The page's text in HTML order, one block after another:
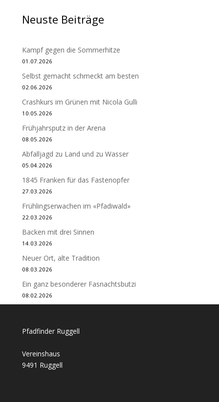
Neuste Beiträge
Kampf gegen die Sommerhitze
01.07.2026
Selbst gemacht schmeckt am besten
02.06.2026
Crashkurs im Grünen mit Nicola Gulli
10.05.2026
Frühjahrsputz in der Arena
08.05.2026
Abfalljagd zu Land und zu Wasser
05.04.2026
1845 Franken für das Fastenopfer
27.03.2026
Frühlingserwachen im «Pfadiwald»
22.03.2026
Backen mit drei Sinnen
14.03.2026
Neuer Ort, alte Tradition
08.03.2026
Ein ganz besonderer Fasnachtsbutzi
08.02.2026
Pfadfinder Ruggell
Vereinshaus
9491 Ruggell